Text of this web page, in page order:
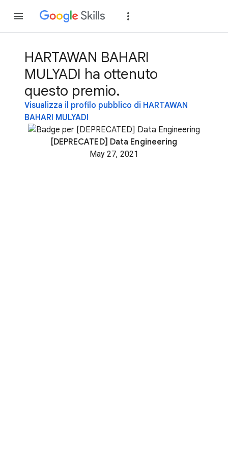
HARTAWAN BAHARI
MULYADI ha ottenuto
questo premio.
Visualizza il profilo pubblico di HARTAWAN
BAHARI MULYADI